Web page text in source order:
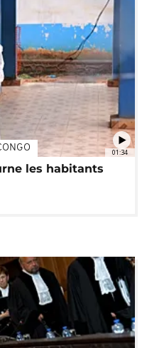
01:34
les habitants